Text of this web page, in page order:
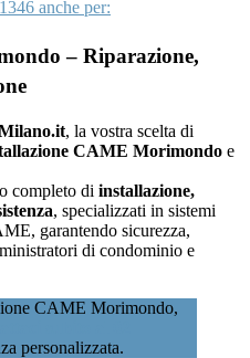
anche per:
– Riparazione,
, la vostra scelta di
CAME Morimondo e
completo di installazione,
, specializzati in sistemi
garantendo sicurezza,
di condominio e
CAME Morimondo,
personalizzata.